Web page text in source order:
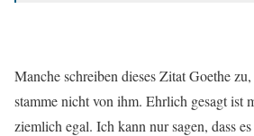
Manche schreiben dieses Zitat Goethe zu,
stamme nicht von ihm. Ehrlich gesagt ist
ziemlich egal. Ich kann nur sagen, dass